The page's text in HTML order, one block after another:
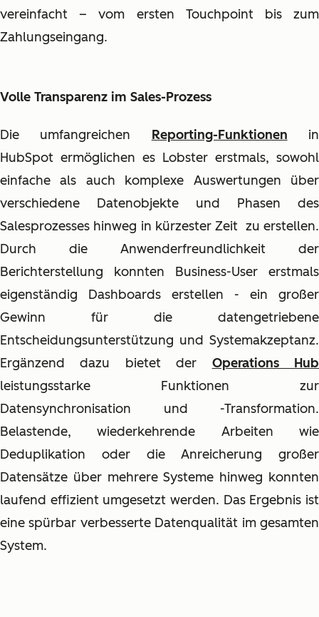
vereinfacht – vom ersten Touchpoint bis zum
Zahlungseingang.
Volle Transparenz im Sales-Prozess
Die umfangreichen Reporting-Funktionen in
HubSpot ermöglichen es Lobster erstmals, sowohl
einfache als auch komplexe Auswertungen über
verschiedene Datenobjekte und Phasen des
Salesprozesses hinweg in kürzester Zeit zu erstellen.
Durch die Anwenderfreundlichkeit der
Berichterstellung konnten Business-User erstmals
eigenständig Dashboards erstellen - ein großer
Gewinn für die datengetriebene
Entscheidungsunterstützung und Systemakzeptanz.
Ergänzend dazu bietet der Operations Hub
leistungsstarke Funktionen zur
Datensynchronisation und -Transformation.
Belastende, wiederkehrende Arbeiten wie
Deduplikation oder die Anreicherung großer
Datensätze über mehrere Systeme hinweg konnten
laufend effizient umgesetzt werden. Das Ergebnis ist
eine spürbar verbesserte Datenqualität im gesamten
System.